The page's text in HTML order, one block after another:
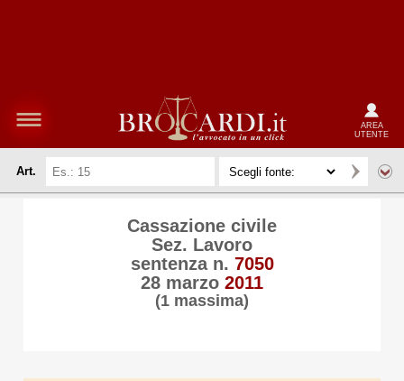
AREA
UTENTE
Art.
Cassazione civile
Sez. Lavoro
sentenza n. 7050
28 marzo 2011
(1 massima)